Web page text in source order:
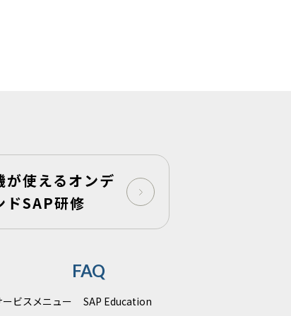
が使えるオンデ
ドSAP研修
ビスメニュー
FAQ
SAP Education